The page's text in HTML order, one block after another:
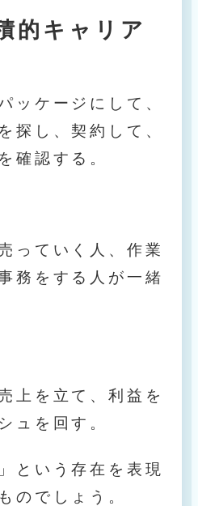
的キャリア
ッケージにして、
探し、契約して、
確認する。
っていく人、作業
務をする人が一緒
上を立て、利益を
ュを回す。
という存在を表現
のでしょう。